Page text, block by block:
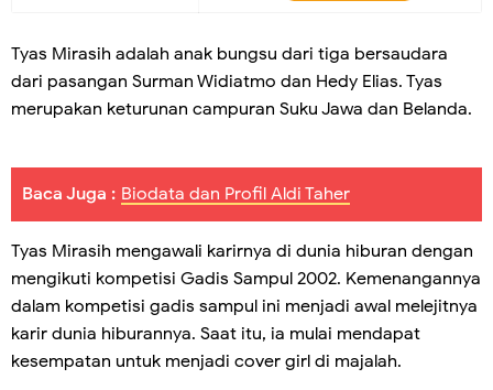
Tyas Mirasih adalah anak bungsu dari tiga bersaudara
dari pasangan Surman Widiatmo dan Hedy Elias. Tyas
merupakan keturunan campuran Suku Jawa dan Belanda.
Baca Juga : Biodata dan Profil Aldi Taher
Tyas Mirasih mengawali karirnya di dunia hiburan dengan
mengikuti kompetisi Gadis Sampul 2002. Kemenangannya
dalam kompetisi gadis sampul ini menjadi awal melejitnya
karir dunia hiburannya. Saat itu, ia mulai mendapat
kesempatan untuk menjadi cover girl di majalah.